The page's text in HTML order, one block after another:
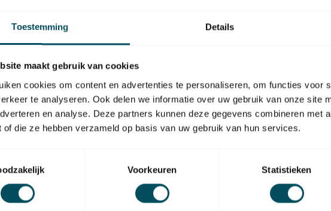
Toestemming Details
maakt gebruik van cookies
cookies om content en advertenties te personaliseren, om functies voor
te analyseren. Ook delen we informatie over uw gebruik van onze site
en analyse. Deze partners kunnen deze gegevens combineren met
of die ze hebben verzameld op basis van uw gebruik van hun services.
Voorkeuren Statistieken